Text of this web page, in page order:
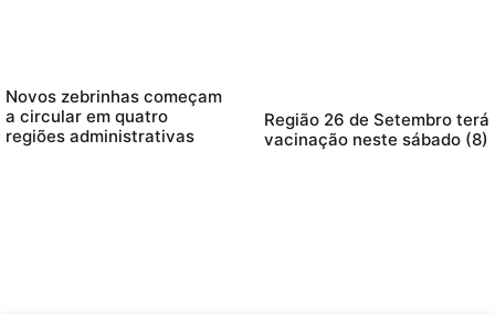
Novos zebrinhas começam
a circular em quatro
regiões administrativas
Região 26 de Setembro terá
vacinação neste sábado (8)